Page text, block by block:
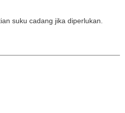
suku cadang jika diperlukan.